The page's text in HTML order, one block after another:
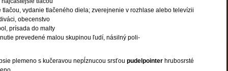
tlačou, vydanie tlačeného diela; zverejnenie v rozhlase alebo televízii
obecenstvo
prísada do malty
prevedené malou skupinou ľudí, násilný poli-
plemeno s kučeravou nepĺznucou srsťou pudelpointer hrubosrsté